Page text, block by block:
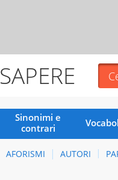
SAPERE
Sinonimi e
contrari
AFORISMI AUTORI